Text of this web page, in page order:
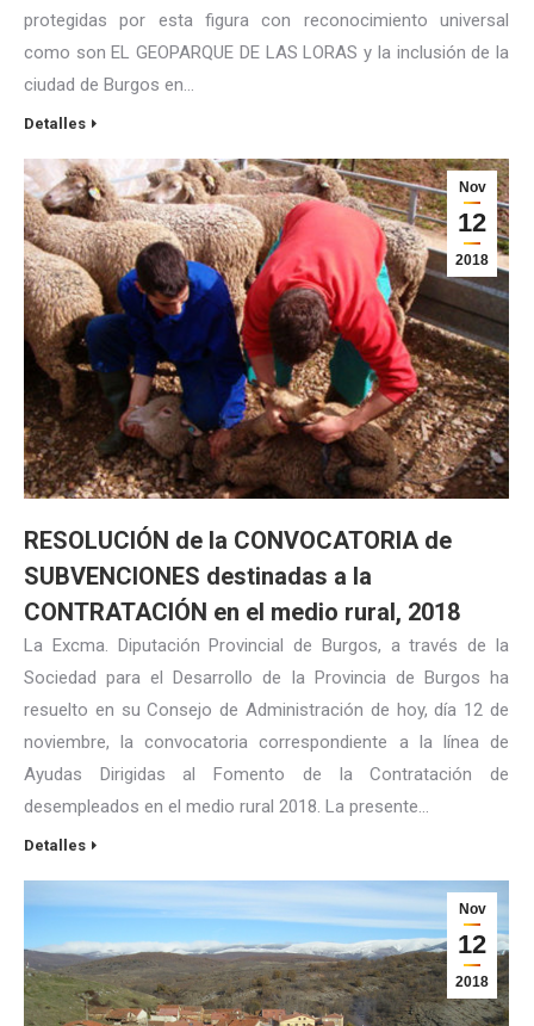
protegidas por esta figura con reconocimiento universal
como son EL GEOPARQUE DE LAS LORAS y la inclusión de la
ciudad de Burgos en…
Detalles
Nov
12
2018
RESOLUCIÓN de la CONVOCATORIA de
SUBVENCIONES destinadas a la
CONTRATACIÓN en el medio rural, 2018
La Excma. Diputación Provincial de Burgos, a través de la
Sociedad para el Desarrollo de la Provincia de Burgos ha
resuelto en su Consejo de Administración de hoy, día 12 de
noviembre, la convocatoria correspondiente a la línea de
Ayudas Dirigidas al Fomento de la Contratación de
desempleados en el medio rural 2018. La presente…
Detalles
Nov
12
2018